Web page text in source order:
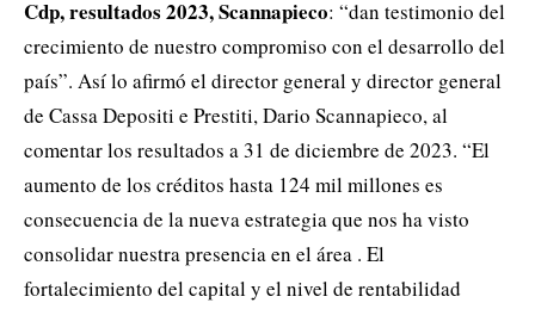
Cdp, resultados 2023, Scannapieco: “dan testimonio del
crecimiento de nuestro compromiso con el desarrollo del
país”. Así lo afirmó el director general y director general
de Cassa Depositi e Prestiti, Dario Scannapieco, al
comentar los resultados a 31 de diciembre de 2023. “El
aumento de los créditos hasta 124 mil millones es
consecuencia de la nueva estrategia que nos ha visto
consolidar nuestra presencia en el área . El
fortalecimiento del capital y el nivel de rentabilidad